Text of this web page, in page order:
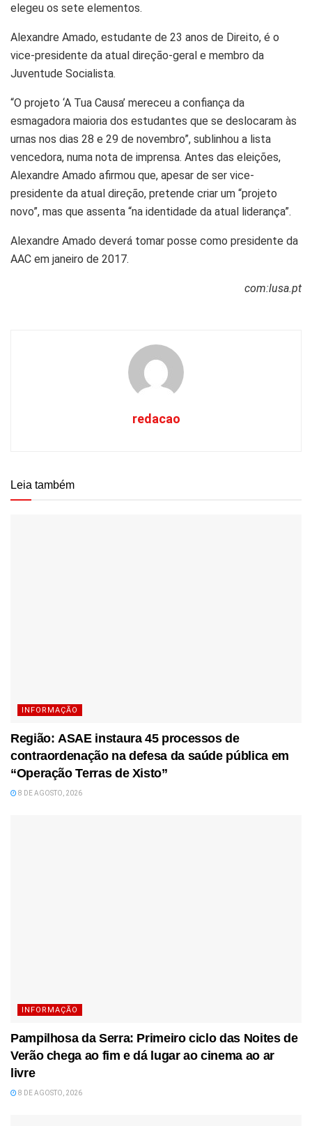
elegeu os sete elementos.
Alexandre Amado, estudante de 23 anos de Direito, é o
vice-presidente da atual direção-geral e membro da
Juventude Socialista.
“O projeto ‘A Tua Causa’ mereceu a confiança da
esmagadora maioria dos estudantes que se deslocaram às
urnas nos dias 28 e 29 de novembro”, sublinhou a lista
vencedora, numa nota de imprensa. Antes das eleições,
Alexandre Amado afirmou que, apesar de ser vice-
presidente da atual direção, pretende criar um “projeto
novo”, mas que assenta “na identidade da atual liderança”.
Alexandre Amado deverá tomar posse como presidente da
AAC em janeiro de 2017.
com:lusa.pt
redacao
Leia também
INFORMAÇÃO
Região: ASAE instaura 45 processos de
contraordenação na defesa da saúde pública em
“Operação Terras de Xisto”
8 DE AGOSTO, 2026
INFORMAÇÃO
Pampilhosa da Serra: Primeiro ciclo das Noites de
Verão chega ao fim e dá lugar ao cinema ao ar
livre
8 DE AGOSTO, 2026